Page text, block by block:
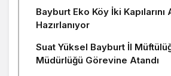
Bayburt Eko Köy İki Kapılarını
Hazırlanıyor
Suat Yüksel Bayburt İl
Müdürlüğü Görevine Atandı